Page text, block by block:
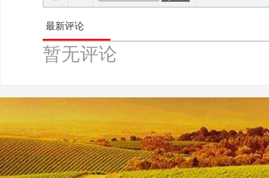
最新评论
暂无评论